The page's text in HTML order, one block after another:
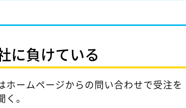
に負けている
ホームページからの問い合わせで受注を
く。